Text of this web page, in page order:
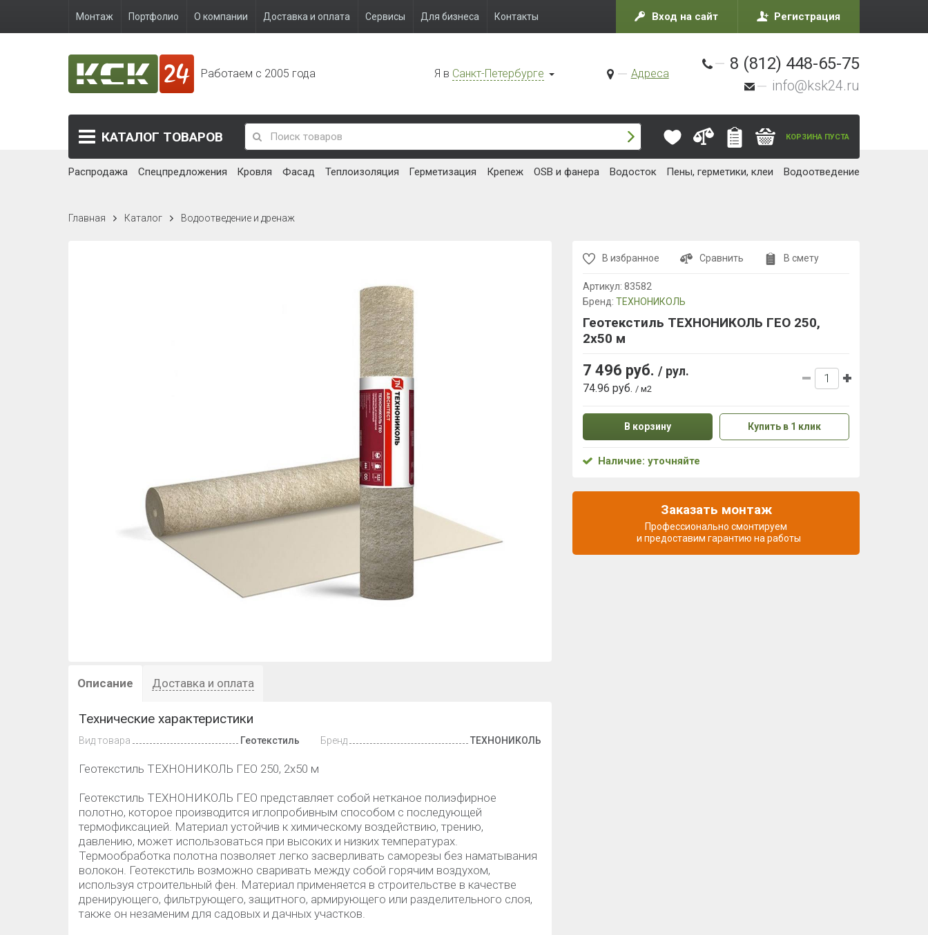
Монтаж Портфолио О компании Доставка и оплата Сервисы Для бизнеса Контакты Вход на сайт Регистрация
Работаем с 2005 года Я в Санкт-Петербурге Адреса
8 (812) 448-65-75
info@ksk24.ru
КАТАЛОГ ТОВАРОВ КОРЗИНА ПУСТА
Распродажа Спецпредложения Кровля Фасад Теплоизоляция Герметизация Крепеж OSB и фанера Водосток Пены, герметики, клеи Водоотведение
Главная Каталог Водоотведение и дренаж
Описание Доставка и оплата
Технические характеристики
Вид товара Геотекстиль Бренд ТЕХНОНИКОЛЬ
Геотекстиль ТЕХНОНИКОЛЬ ГЕО 250, 2х50 м
Геотекстиль ТЕХНОНИКОЛЬ ГЕО представляет собой нетканое полиэфирное
полотно, которое производится иглопробивным способом с последующей
термофиксацией. Материал устойчив к химическому воздействию, трению,
давлению, может использоваться при высоких и низких температурах.
Термообработка полотна позволяет легко засверливать саморезы без наматывания
волокон. Геотекстиль возможно сваривать между собой горячим воздухом,
используя строительный фен. Материал применяется в строительстве в качестве
дренирующего, фильтрующего, защитного, армирующего или разделительного слоя,
также он незаменим для садовых и дачных участков.
В избранное Сравнить В смету
Артикул: 83582
Бренд: ТЕХНОНИКОЛЬ
Геотекстиль ТЕХНОНИКОЛЬ ГЕО 250,
2х50 м
7 496 руб. / рул.
74.96 руб. / м2
В корзину Купить в 1 клик
Наличие: уточняйте
Заказать монтаж
Профессионально смонтируем
и предоставим гарантию на работы